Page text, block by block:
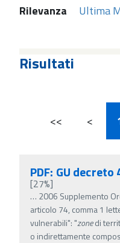
Rilevanza Ultima
Risultati
<< <
PDF: GU
[27%]
… 2006 Supplemento
articolo 74, comma 1
vulnerabili": "zonedi
o indirettamente